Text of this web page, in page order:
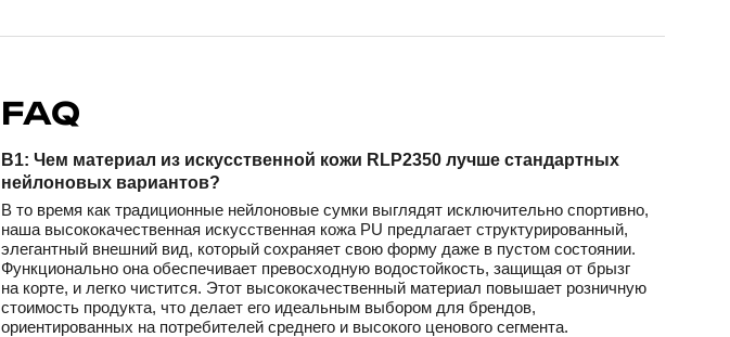
FAQ
В1: Чем материал из искусственной кожи RLP2350 лучше стандартных
нейлоновых вариантов?
В то время как традиционные нейлоновые сумки выглядят исключительно спортивно,
наша высококачественная искусственная кожа PU предлагает структурированный,
элегантный внешний вид, который сохраняет свою форму даже в пустом состоянии.
Функционально она обеспечивает превосходную водостойкость, защищая от брызг
на корте, и легко чистится. Этот высококачественный материал повышает розничную
стоимость продукта, что делает его идеальным выбором для брендов,
ориентированных на потребителей среднего и высокого ценового сегмента.